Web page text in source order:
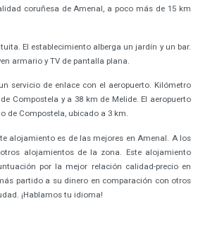
coruñesa de Amenal, a poco más de 15 km
El establecimiento alberga un jardín y un bar.
armario y TV de pantalla plana.
servicio de enlace con el aeropuerto. Kilómetro
Compostela y a 38 km de Melide. El aeropuerto
de Compostela, ubicado a 3 km.
alojamiento es de las mejores en Amenal. A los
alojamientos de la zona. Este alojamiento
por la mejor relación calidad-precio en
partido a su dinero en comparación con otros
¡Hablamos tu idioma!